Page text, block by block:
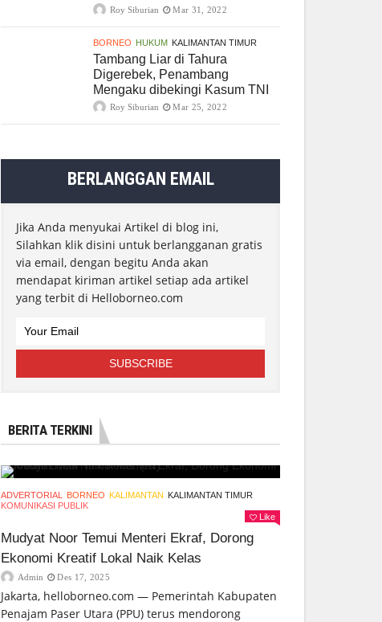
Roy Siburian Mar 31, 2022
BORNEO HUKUM KALIMANTAN TIMUR
Tambang Liar di Tahura
Digerebek, Penambang
Mengaku dibekingi Kasum TNI
Roy Siburian Mar 25, 2022
BERLANGGAN EMAIL
Jika Anda menyukai Artikel di blog ini,
Silahkan klik disini untuk berlangganan gratis
via email, dengan begitu Anda akan
mendapat kiriman artikel setiap ada artikel
yang terbit di Helloborneo.com
BERITA TERKINI
ADVERTORIAL BORNEO KALIMANTAN KALIMANTAN TIMUR
KOMUNIKASI PUBLIK
Like
Mudyat Noor Temui Menteri Ekraf, Dorong
Ekonomi Kreatif Lokal Naik Kelas
Admin Des 17, 2025
Jakarta, helloborneo.com — Pemerintah Kabupaten
Penajam Paser Utara (PPU) terus mendorong